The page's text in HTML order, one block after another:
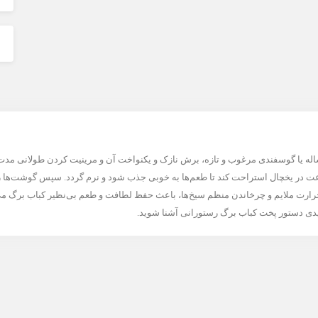
گوسفندی مرغوب و تازه، برش نازک و یکنواخت آن و مرینیت کردن طولانی
در یخچال استراحت کند تا طعم‌ها به خوبی جذب شود و نرم گردد. سپس گوشت‌ها
حرارت ملایم و چرخاندن منظم سیخ‌ها، باعث حفظ لطافت و طعم بی‌نظیر کباب برگ
دستور پخت کباب برگ رستورانی آشنا شوید.